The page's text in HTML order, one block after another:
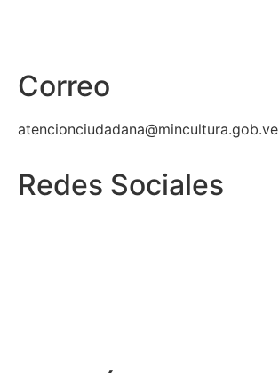
Correo
atencionciudadana@mincultura.gob.ve
Redes Sociales